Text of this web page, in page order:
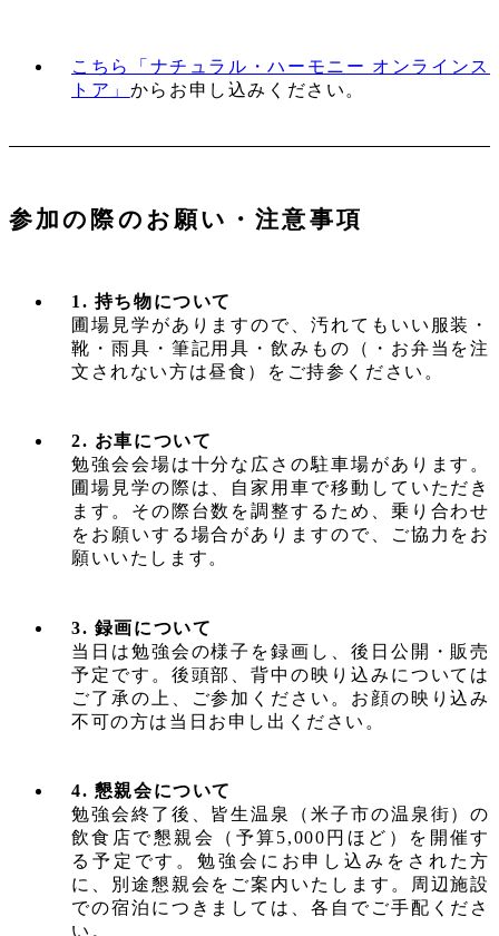
こちら「ナチュラル・ハーモニー オンラインス
トア」 からお申し込みください。
参加の際のお願い・注意事項
1. 持ち物について
圃場見学がありますので、汚れてもいい服装・
靴・雨具・筆記用具・飲みもの（・お弁当を注
文されない方は昼食）をご持参ください。
2. お車について
勉強会会場は十分な広さの駐車場があります。
圃場見学の際は、自家用車で移動していただき
ます。その際台数を調整するため、乗り合わせ
をお願いする場合がありますので、ご協力をお
願いいたします。
3. 録画について
当日は勉強会の様子を録画し、後日公開・販売
予定です。後頭部、背中の映り込みについては
ご了承の上、ご参加ください。お顔の映り込み
不可の方は当日お申し出ください。
4. 懇親会について
勉強会終了後、皆生温泉（米子市の温泉街）の
飲食店で懇親会（予算5,000円ほど）を開催す
る予定です。勉強会にお申し込みをされた方
に、別途懇親会をご案内いたします。周辺施設
での宿泊につきましては、各自でご手配くださ
い。